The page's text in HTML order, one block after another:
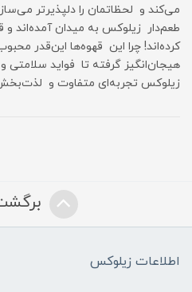
می‌کند و لحظاتمان را دلپذیرتر
طعم‌دار زیلوکس به میدان آمده‌اند و
کرده‌اند! چرا این قهوه‌ها این‌قدر
هیجان‌انگیز گرفته تا فواید سلامتی
زیلوکس تجربه‌ای متفاوت و لذت‌بخش
اطلاعات زیلوکس